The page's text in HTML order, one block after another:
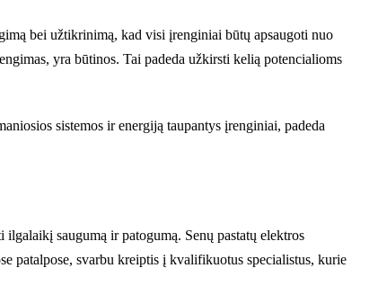
bei užtikrinimą, kad visi įrenginiai būtų apsaugoti nuo
yra būtinos. Tai padeda užkirsti kelią potencialioms
sistemos ir energiją taupantys įrenginiai, padeda
saugumą ir patogumą. Senų pastatų elektros
patalpose, svarbu kreiptis į kvalifikuotus specialistus, kurie